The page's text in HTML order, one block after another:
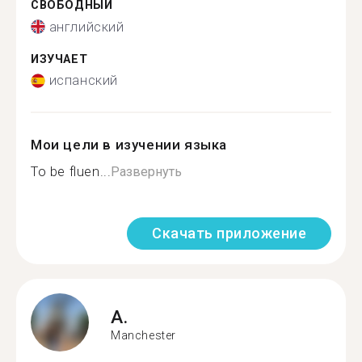
СВОБОДНЫЙ
английский
ИЗУЧАЕТ
испанский
Мои цели в изучении языка
To be fluen...Развернуть
Скачать приложение
A.
Manchester